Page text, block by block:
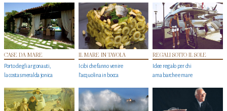
CASE DA MARE
Porto degli argonauti,
la costa smeralda jonica
IL MARE IN TAVOLA
I cibi che fanno venire
l’acquolina in bocca
REGALI SOTTO IL SOLE
Idee regalo per chi
ama barche e mare